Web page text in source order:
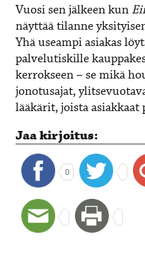
Vuosi sen jälkeen kun
näyttää tilanne
Yhä useampi asiakas
palvelutiskille
kerrokseen – se mikä
jonotusajat,
lääkärit, joista asiakkaat
Jaa kirjoitus:
0